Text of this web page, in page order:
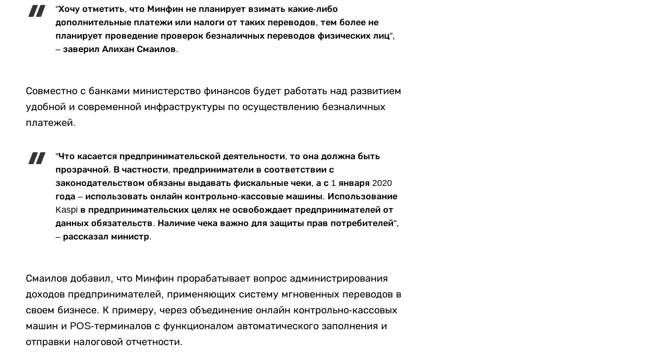
"Хочу отметить, что Минфин не планирует взимать какие-либо
дополнительные платежи или налоги от таких переводов, тем более не
планирует проведение проверок безналичных переводов физических лиц",
– заверил Алихан Смаилов.
Совместно с банками министерство финансов будет работать над развитием
удобной и современной инфраструктуры по осуществлению безналичных
платежей.
"Что касается предпринимательской деятельности, то она должна быть
прозрачной. В частности, предприниматели в соответствии с
законодательством обязаны выдавать фискальные чеки, а с 1 января 2020
года – использовать онлайн контрольно-кассовые машины. Использование
Kaspi в предпринимательских целях не освобождает предпринимателей от
данных обязательств. Наличие чека важно для защиты прав потребителей",
– рассказал министр.
Смаилов добавил, что Минфин прорабатывает вопрос администрирования
доходов предпринимателей, применяющих систему мгновенных переводов в
своем бизнесе. К примеру, через объединение онлайн контрольно-кассовых
машин и POS-терминалов с функционалом автоматического заполнения и
отправки налоговой отчетности.